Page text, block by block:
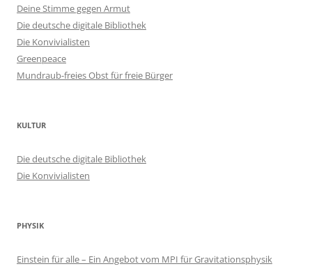
Deine Stimme gegen Armut
Die deutsche digitale Bibliothek
Die Konvivialisten
Greenpeace
Mundraub-freies Obst für freie Bürger
KULTUR
Die deutsche digitale Bibliothek
Die Konvivialisten
PHYSIK
Einstein für alle – Ein Angebot vom MPI für Gravitationsphysik